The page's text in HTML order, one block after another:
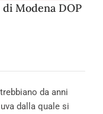
Modena DOP
da anni
dalla quale si